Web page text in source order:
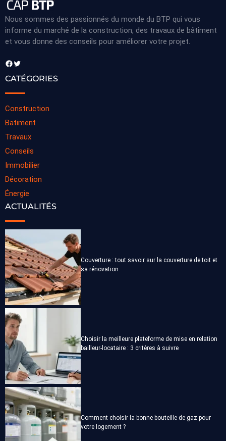
Nous sommes des passionnés du monde du BTP qui vous
informe du marché de la construction, des travaux de bâtiment
et vous donne des conseils pour améliorer votre projet.
Facebook Twitter
CATÉGORIES
Construction
Batiment
Travaux
Conseils
Immobilier
Décoration
Énergie
ACTUALITÉS
Couverture : tout savoir sur la couverture de toit et
sa rénovation
Choisir la meilleure plateforme de mise en relation
bailleur-locataire : 3 critères à suivre
Comment choisir la bonne bouteille de gaz pour
votre logement ?